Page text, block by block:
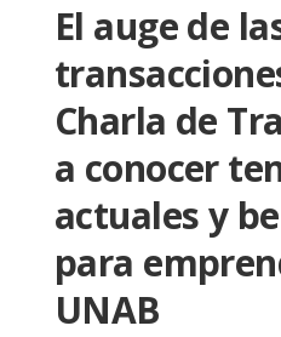
El auge de
Charla de
a conocer
actuales y
para
UNAB